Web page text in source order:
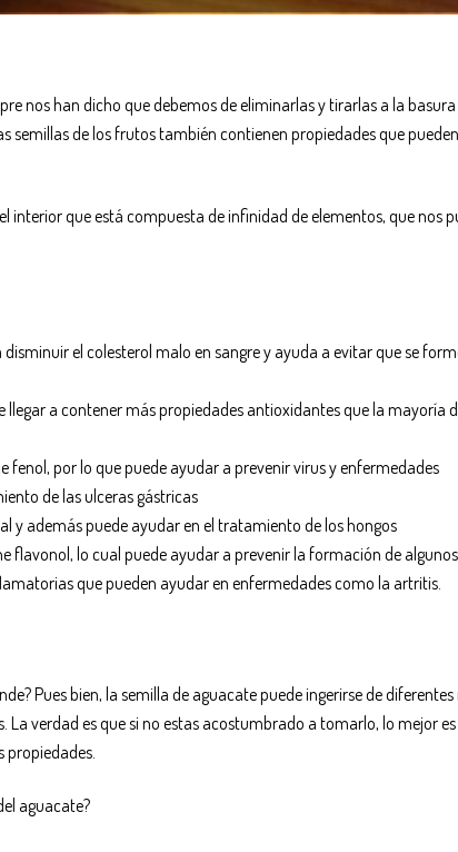
nos han dicho que debemos de eliminarlas y tirarlas a la
semillas de los frutos también contienen propiedades que
interior que está compuesta de infinidad de elementos, que nos
disminuir el colesterol malo en sangre y ayuda a evitar que se
llegar a contener más propiedades antioxidantes que la mayoría
fenol, por lo que puede ayudar a prevenir virus y enfermedades
de las ulceras gástricas
y además puede ayudar en el tratamiento de los hongos
flavonol, lo cual puede ayudar a prevenir la formación de
que pueden ayudar en enfermedades como la artritis.
Pues bien, la semilla de aguacate puede ingerirse de
verdad es que si no estas acostumbrado a tomarlo, lo mejor
propiedades.
aguacate?